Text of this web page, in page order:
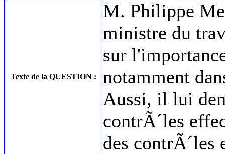
Texte de la QUESTION :
M. Philippe
ministre du
sur
notamment
Aussi, il lui
contrÃ´les
des